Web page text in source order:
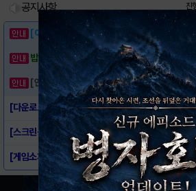
공지사항 진
[이벤트] 웃음으로 매일매일 해피! 유머 게시..
밥알이의 헝앱통신 ⑲ “밥알이, 드디어 멀티를..
[안내] 헝그리앱 필수 상식! 밥알 획득 안내..
[다운로드링크] - 걸카페건
[스크린샷] - 걸카페건
[게임소개] - 걸카페건